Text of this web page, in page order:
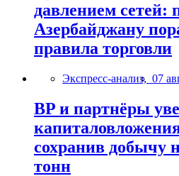
давлением сетей:
Азербайджану
правила торговли
Экспресс-анализ, 07
BP и партнёры
сохранив добычу
тонн